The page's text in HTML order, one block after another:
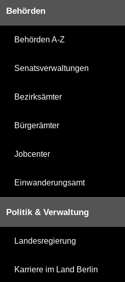
Behörden
Behörden A-Z
Senatsverwaltungen
Bezirksämter
Bürgerämter
Jobcenter
Einwanderungsamt
Politik & Verwaltung
Landesregierung
Karriere im Land Berlin